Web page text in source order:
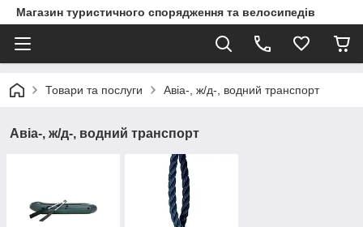
Магазин туристичного спорядження та велосипедів
Товари та послуги Авіа-, ж/д-, водний транспорт
Авіа-, ж/д-, водний транспорт